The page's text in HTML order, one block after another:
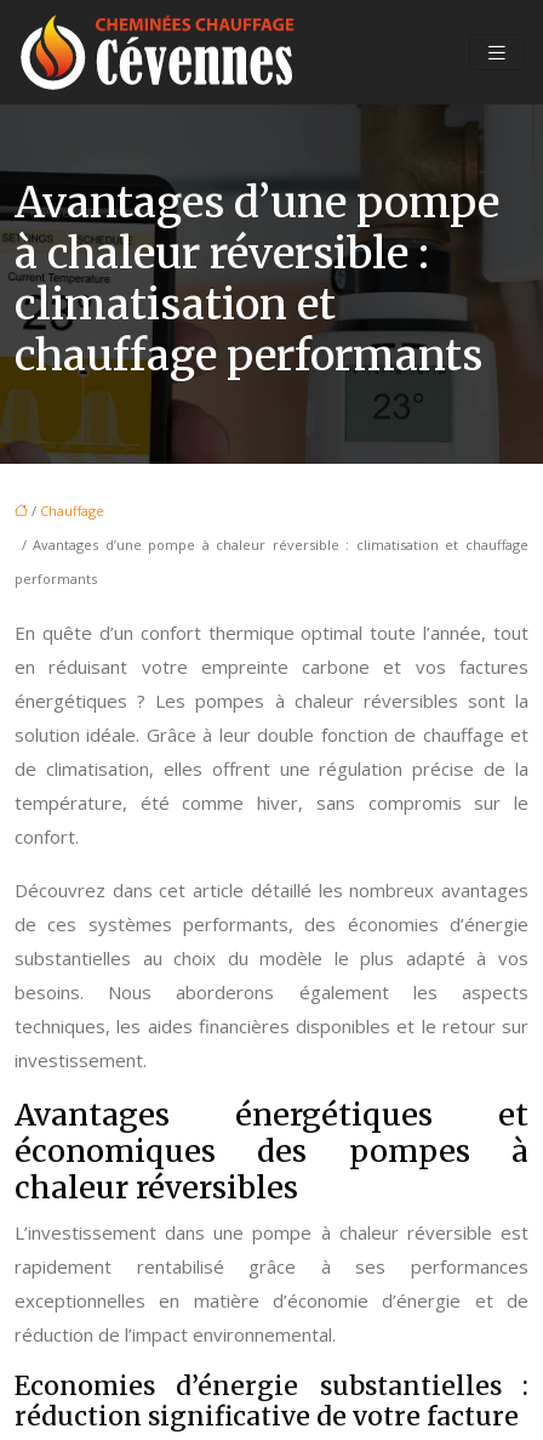
Avantages d’une pompe
à chaleur réversible :
climatisation et
chauffage performants
/ Chauffage
/ Avantages d’une pompe à chaleur réversible : climatisation et chauffage
performants
En quête d’un confort thermique optimal toute l’année, tout
en réduisant votre empreinte carbone et vos factures
énergétiques ? Les pompes à chaleur réversibles sont la
solution idéale. Grâce à leur double fonction de chauffage et
de climatisation, elles offrent une régulation précise de la
température, été comme hiver, sans compromis sur le
confort.
Découvrez dans cet article détaillé les nombreux avantages
de ces systèmes performants, des économies d’énergie
substantielles au choix du modèle le plus adapté à vos
besoins. Nous aborderons également les aspects
techniques, les aides financières disponibles et le retour sur
investissement.
Avantages énergétiques et
économiques des pompes à
chaleur réversibles
L’investissement dans une pompe à chaleur réversible est
rapidement rentabilisé grâce à ses performances
exceptionnelles en matière d’économie d’énergie et de
réduction de l’impact environnemental.
Economies d’énergie substantielles :
réduction significative de votre facture